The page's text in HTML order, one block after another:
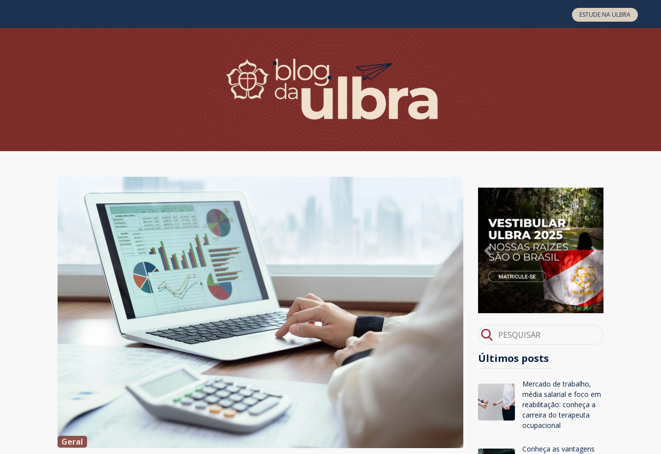
ESTUDE NA ULBRA
Geral
Previous Next
Últimos posts
Mercado de trabalho,
média salarial e foco em
reabilitação: conheça a
carreira do terapeuta
ocupacional
Conheça as vantagens